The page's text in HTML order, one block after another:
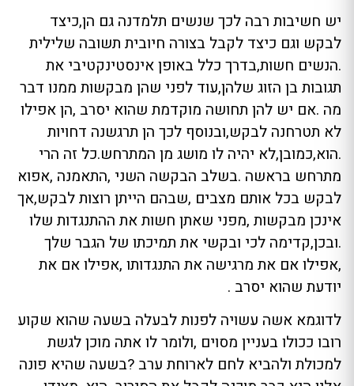
יש חשיבות רבה לכך שנשים תלמדנה גם הן,כיצד
לבקש וגם כיצד לקבל בצורה חיובית תשובה שלילית
.הנשים חשות,בדרך כלל באופן אינסטינקטיבי את
תגובות בן הזוג שלהן,עוד לפני שהן מבקשות ממנו דבר
מה .אם יש להן תחושה מוקדמת שהוא יסרב ,הן אפילו
לא תטרחנה לבקש,ובנוסף לכך הן תרגשנה דחויות
.הוא,כמובן,לא יהיה לו מושג מן המתרחש.כל זה הרי
מתרחש בראשה .בשלב הבקשה השני ,התאמנה ,אפוא
לבקש בכל אותם מצבים ,שבהם הייתן רוצות לבקש,אך
אינכן מבקשות ,מפני שאתן חשות את ההתנגדות שלו
.ובכן,קדימה לכי ובקשי את תמיכתו של הגבר שלך
,אפילו אם את מרגישה את התנגדותו ,אפילו אם את
יודעת שהוא יסרב .
לדוגמא אשה עשויה לפנות לבעלה בשעה שהוא שקוע
רובו ככולו בעניין מסוים ,ולומר לו אתה מוכן לגשת
למכולת ולהביא לחם לארוחת ערב ?בשעה שהיא פונה